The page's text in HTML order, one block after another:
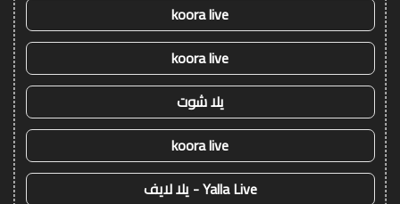
koora live
koora live
يلا شوت
koora live
Yalla Live - يلا لايف